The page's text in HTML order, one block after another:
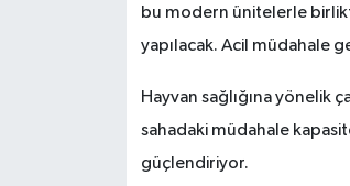
bu modern ünitelerle
yapılacak. Acil müdahale
Hayvan sağlığına yönelik
sahadaki müdahale
güçlendiriyor.